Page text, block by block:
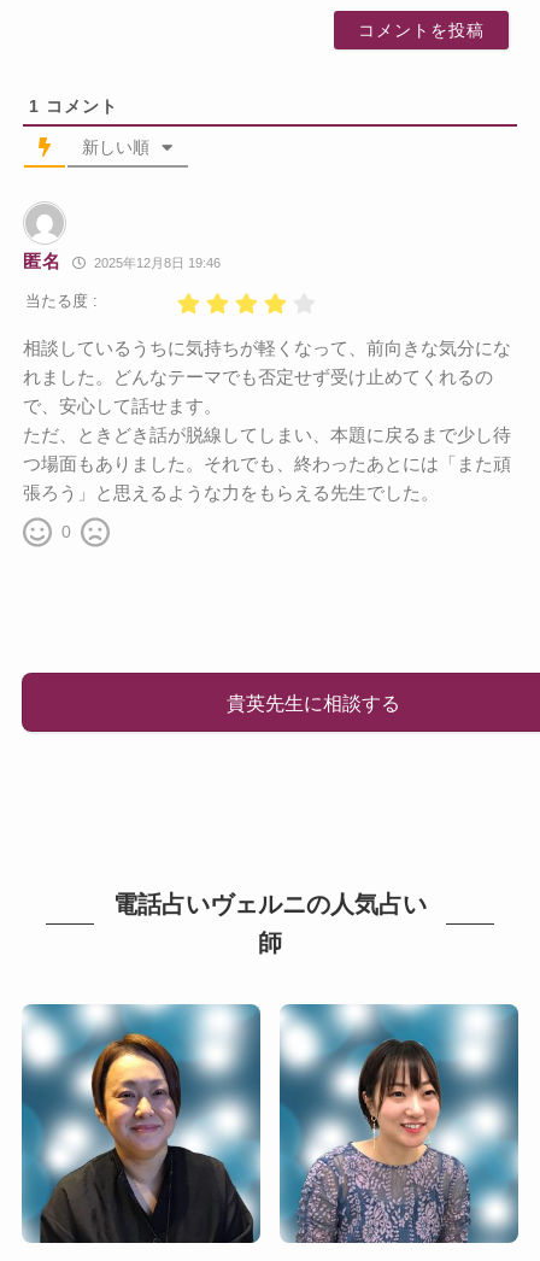
1 コメント
新しい順
匿名 2025年12月8日 19:46
当たる度 :
相談しているうちに気持ちが軽くなって、前向きな気分にな
れました。どんなテーマでも否定せず受け止めてくれるの
で、安心して話せます。
ただ、ときどき話が脱線してしまい、本題に戻るまで少し待
つ場面もありました。それでも、終わったあとには「また頑
張ろう」と思えるような力をもらえる先生でした。
0
貴英先生に相談する
電話占いヴェルニの人気占い
師